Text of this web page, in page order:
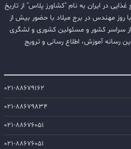
در ایران به نام "کشاورز پلاس" از تاریخ
ماه ۱۳۹۷ همزمان با روز مهندس در برج میلاد با حضور بیش از
از سراسر کشور و مسئولین کشوری و لشگری
رسانه آموزش، اطلاع رسانی و ترویج
۰۲۱-۸۸۶۷۹۱۶۲
۰۲۱-۸۸۶۷۹۸۳۴
۰۲۱-۸۸۶۷۶۰۵۱
۰۲۱-۸۸۶۷۶۰۵۱